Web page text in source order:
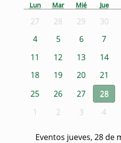
Lun Mar Mié Jue
27 28 29 30
4
5 6 7
11
12 13 14
18
19 20 21
25
26 27 28
1
2 3 4
Eventos jueves, 28 de